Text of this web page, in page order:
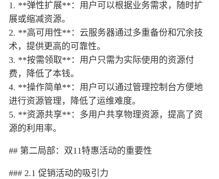
1. **弹性扩展**：用户可以根据业务需求，随时扩
展或缩减资源。
2. **高可用性**：云服务器通过多重备份和冗余技
术，提供更高的可靠性。
3. **按需领取**：用户只需为实际使用的资源付
费，降低了本钱。
4. **操作简单**：用户可以通过管理控制台方便地
进行资源管理，降低了运维难度。
5. **资源共享**：多用户共享物理资源，提高了资
源的利用率。
## 第二局部：双11特惠活动的重要性
### 2.1 促销活动的吸引力